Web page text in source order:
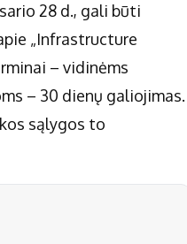
28 d., gali būti
„Infrastructure
– vidinėms
– 30 dienų galiojimas.
sąlygos to